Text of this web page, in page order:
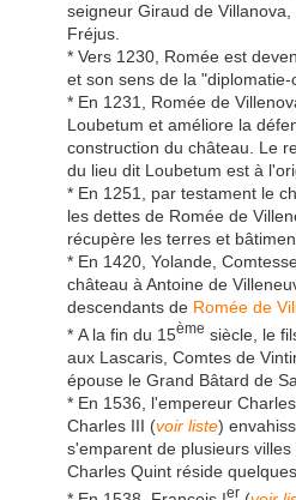
seigneur Giraud de
Fréjus.
* Vers 1230, Romée est
et son sens de la "diplomatie-
* En 1231, Romée de
Loubetum et améliore la
construction du château. Le
du lieu dit Loubetum est à
* En 1251, par testament le
les dettes de Romée de
récupère les terres et
* En 1420, Yolande,
château à Antoine de
descendants de Romée de
* A la fin du 15ème siècle, le
aux Lascaris, Comtes de
épouse le Grand Bâtard de
* En 1536, l'empereur
Charles III (voir liste)
s'emparent de plusieurs villes
Charles Quint réside
er